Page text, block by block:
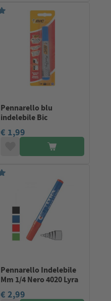
Pennarello blu
indelebile Bic
€ 1,99
Pennarello Indelebile
Mm 1/4 Nero 4020 Lyra
€ 2,99